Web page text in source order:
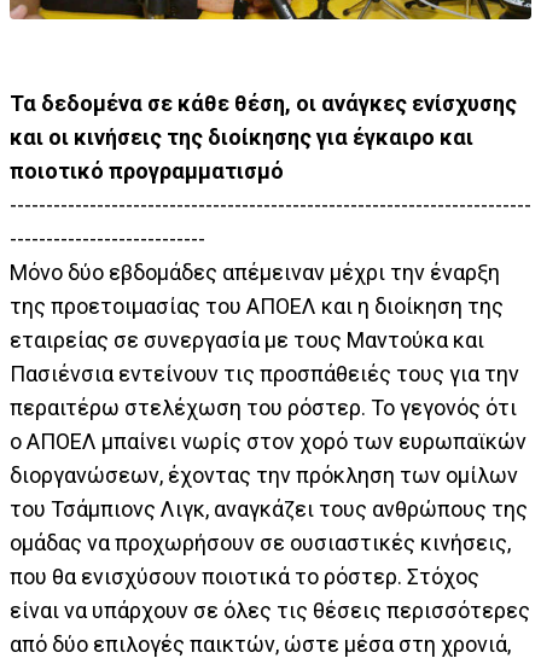
Τα δεδομένα σε κάθε θέση, οι ανάγκες ενίσχυσης
και οι κινήσεις της διοίκησης για έγκαιρο και
ποιοτικό προγραμματισμό
------------------------------------------------------------------------
---------------------------
Μόνο δύο εβδομάδες απέμειναν μέχρι την έναρξη
της προετοιμασίας του ΑΠΟΕΛ και η διοίκηση της
εταιρείας σε συνεργασία με τους Μαντούκα και
Πασιένσια εντείνουν τις προσπάθειές τους για την
περαιτέρω στελέχωση του ρόστερ. Το γεγονός ότι
ο ΑΠΟΕΛ μπαίνει νωρίς στον χορό των ευρωπαϊκών
διοργανώσεων, έχοντας την πρόκληση των ομίλων
του Τσάμπιονς Λιγκ, αναγκάζει τους ανθρώπους της
ομάδας να προχωρήσουν σε ουσιαστικές κινήσεις,
που θα ενισχύσουν ποιοτικά το ρόστερ. Στόχος
είναι να υπάρχουν σε όλες τις θέσεις περισσότερες
από δύο επιλογές παικτών, ώστε μέσα στη χρονιά,